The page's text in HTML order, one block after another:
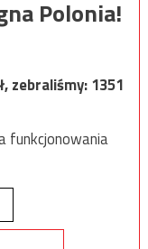
Polonia!
zebraliśmy:1351
funkcjonowania